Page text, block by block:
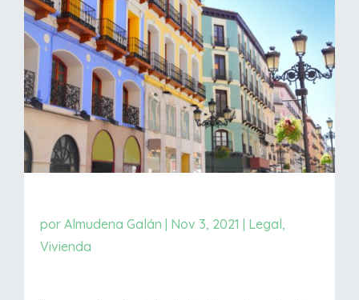
porAlmudena Galán Nov 3, 2021 Legal,
Vivienda